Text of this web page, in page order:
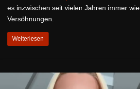
es inzwischen seit vielen Jahren immer
Versöhnungen.
Weiterlesen